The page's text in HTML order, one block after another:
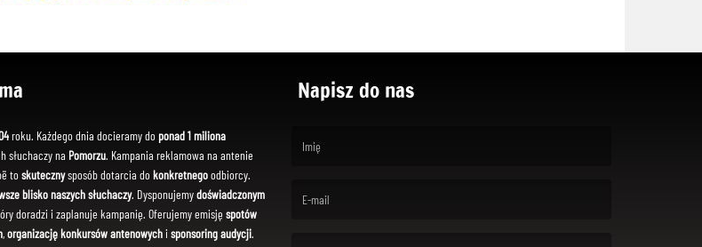
roku. Każdego dnia docieramy do ponad 1 miliona
słuchaczy na Pomorzu. Kampania reklamowa na antenie
toskutecznysposób dotarcia dokonkretnegoodbiorcy.
blisko naszych słuchaczy. Dysponujemydoświadczonym
doradzi i zaplanuje kampanię. Oferujemy emisję spotów
,organizację konkursów antenowychi sponsoring audycji.
Napisz do nas